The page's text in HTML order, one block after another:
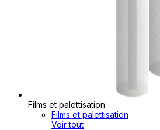
Films et palettisation
Films et palettisation
Voir tout